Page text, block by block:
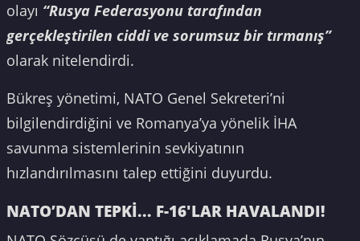
olayı “Rusya Federasyonu tarafından
gerçekleştirilen ciddi ve sorumsuz bir tırmanış”
olarak nitelendirdi.
Bükreş yönetimi, NATO Genel Sekreteri’ni
bilgilendirdiğini ve Romanya’ya yönelik İHA
savunma sistemlerinin sevkiyatının
hızlandırılmasını talep ettiğini duyurdu.
NATO’DAN TEPKİ... F-16'LAR HAVALANDI!